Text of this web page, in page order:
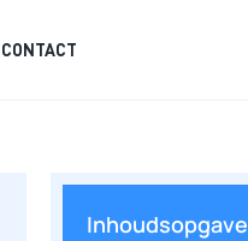
CONTACT
Inhoudsopgave